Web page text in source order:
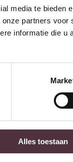
media te bieden
partners voor
informatie die u
Alles toestaan
is de afmeting
geeft warmte en
en tijdloos.